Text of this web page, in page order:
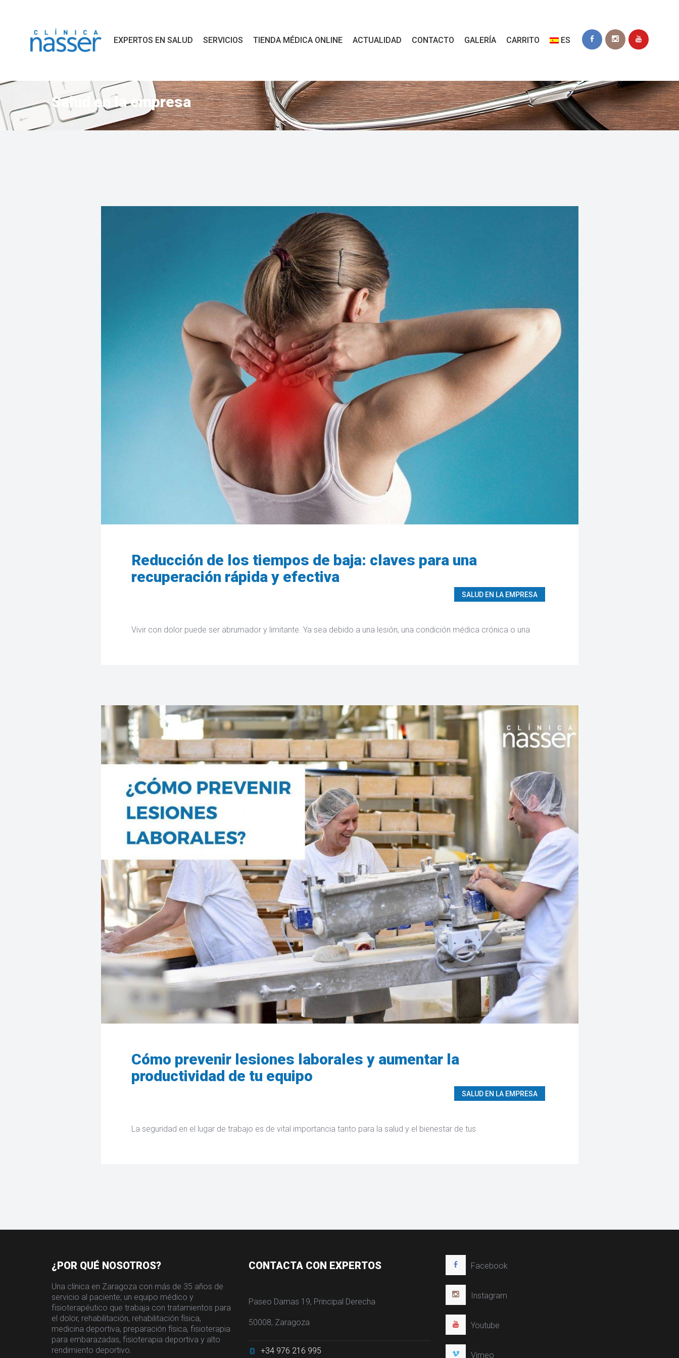
EXPERTOS EN SALUD SERVICIOS TIENDA MÉDICA ONLINE ACTUALIDAD CONTACTO GALERÍA CARRITO ES
Salud en la empresa
Reducción de los tiempos de baja: claves para una
recuperación rápida y efectiva
SALUD EN LA EMPRESA
Vivir con dolor puede ser abrumador y limitante. Ya sea debido a una lesión, una condición médica crónica o una
Cómo prevenir lesiones laborales y aumentar la
productividad de tu equipo
SALUD EN LA EMPRESA
La seguridad en el lugar de trabajo es de vital importancia tanto para la salud y el bienestar de tus
¿POR QUÉ NOSOTROS?
Una clínica en Zaragoza con más de 35 años de
servicio al paciente; un equipo médico y
fisioterapéutico que trabaja con tratamientos para
el dolor, rehabilitación, rehabilitación física,
medicina deportiva, preparación física, fisioterapia
para embarazadas, fisioterapia deportiva y alto
rendimiento deportivo.
CONTACTA CON EXPERTOS
Paseo Damas 19, Principal Derecha
50008, Zaragoza
+34 976 216 995
Facebook
Instagram
Youtube
Vimeo